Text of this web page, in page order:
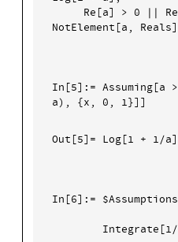
NotElement[a, Reals]
In[5]:=
a), {x, 0, 1}]]
Out[5]= Log[1 + 1/a]
In[6]:=
Integrate[1/